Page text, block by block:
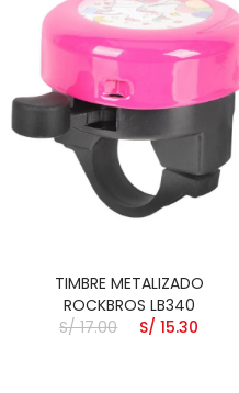
TIMBRE METALIZADO
ROCKBROS LB340
S/ 17.00
S/ 15.30